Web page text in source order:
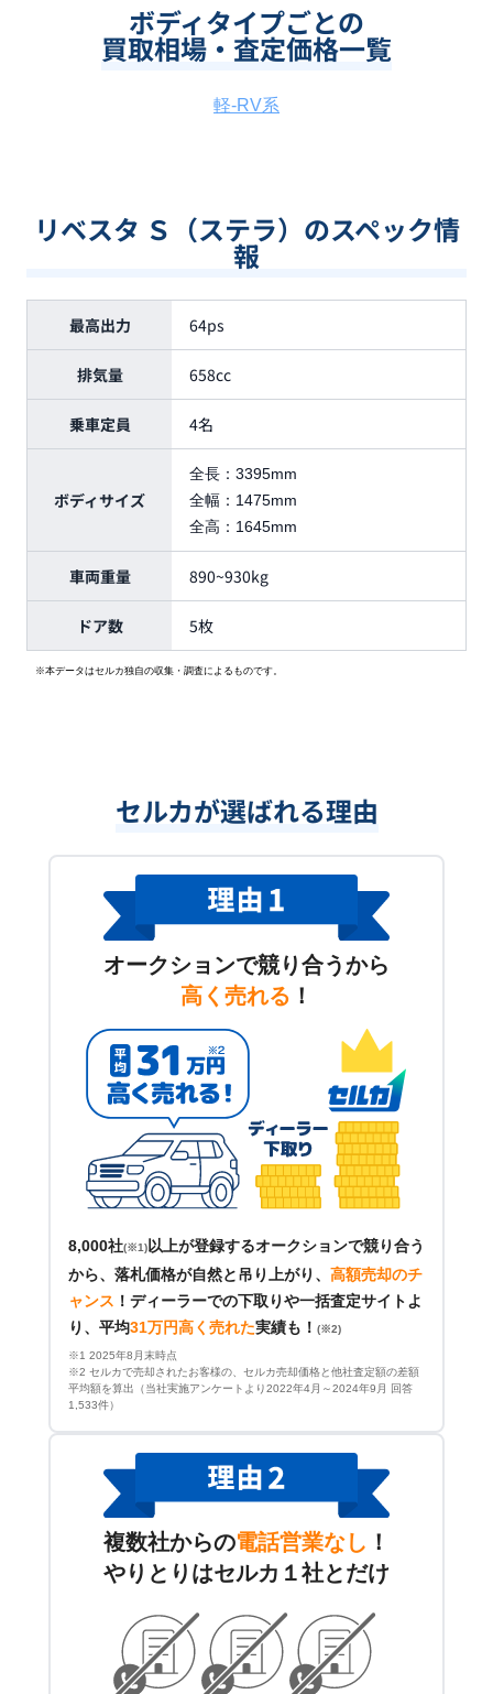
ボディタイプごとの
買取相場・査定価格一覧
軽-RV系
リベスタ Ｓ（ステラ）のスペック情
報
最高出力 64ps
排気量 658cc
乗車定員 4名
ボディサイズ
全長： 3395mm
全幅： 1475mm
全高： 1645mm
車両重量 890~930kg
ドア数 5枚
※本データはセルカ独自の収集・調査によるものです。
セルカが選ばれる理由
オークションで競り合うから
高く売れる ！
8,000社(※1) 以上が登録するオークションで競り合う
から、落札価格が自然と吊り上がり、 高額売却のチ
ャンス ！ ディーラーでの下取りや一括査定サイトよ
り、平均31万円高く売れた実績も！ (※2)
※1 2025年8月末時点
※2 セルカで売却されたお客様の、セルカ売却価格と他社査定額の差額
平均額を算出（当社実施アンケートより2022年4月～2024年9月 回答
1,533件）
複数社からの電話営業なし ！
やりとりはセルカ１社とだけ